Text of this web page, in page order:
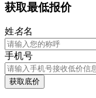
获取最低报价
姓名名
手机号
获取底价